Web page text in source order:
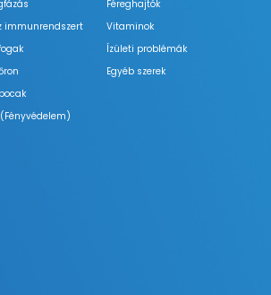
immunrendszert
Féreghajtók
Vitaminok
Ízületi problémák
Egyéb szerek